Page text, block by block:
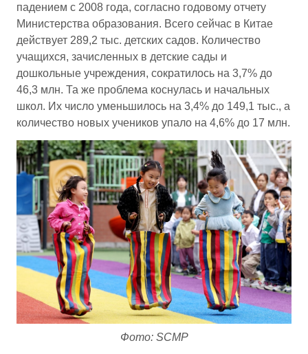
падением с 2008 года, согласно годовому отчету
Министерства образования. Всего сейчас в Китае
действует 289,2 тыс. детских садов. Количество
учащихся, зачисленных в детские сады и
дошкольные учреждения, сократилось на 3,7% до
46,3 млн. Та же проблема коснулась и начальных
школ. Их число уменьшилось на 3,4% до 149,1 тыс., а
количество новых учеников упало на 4,6% до 17 млн.
Фото: SCMP